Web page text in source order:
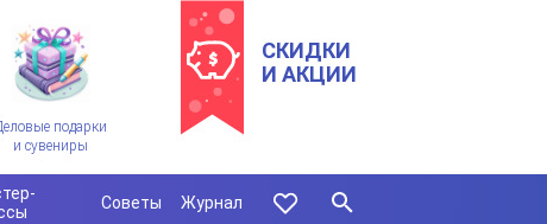
подарки
и сувениры
СКИДКИ
И АКЦИИ
Советы Журнал